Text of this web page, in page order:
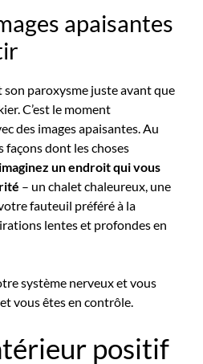
apaisantes
son paroxysme juste avant que
C’est le moment
des images apaisantes. Au
façons dont les choses
imaginez un endroit qui vous
– un chalet chaleureux, une
fauteuil préféré à la
lentes et profondes en
système nerveux et vous
et vous êtes en contrôle.
positif